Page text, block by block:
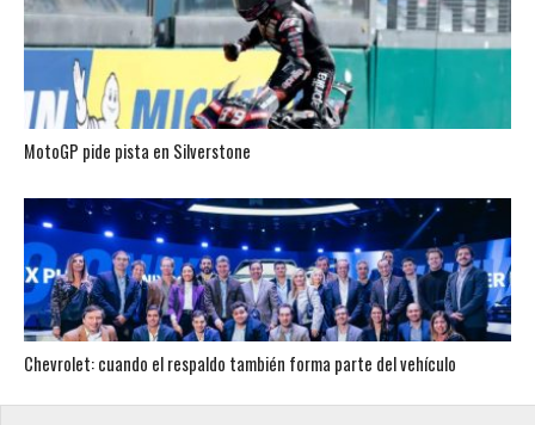
MotoGP pide pista en Silverstone
Chevrolet: cuando el respaldo también forma parte del vehículo